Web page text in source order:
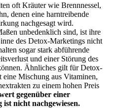
oft Kräuter wie Brennnessel,
denen eine harntreibende
nachgesagt wird.
unbedenklich sind, ist ihre
des Detox-Marketings nicht
sogar stark abführende
und einer Störung des
Ähnliches gilt für Detox-
Mischung aus Vitaminen,
zu einem hohen Preis
gegenüber einer
nicht nachgewiesen.